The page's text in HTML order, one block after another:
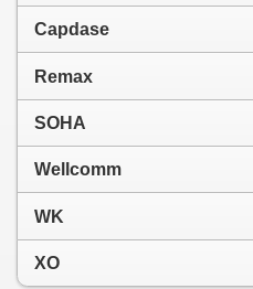
Capdase
Remax
SOHA
Wellcomm
WK
XO
New Arrivals
Out of Stock
Contact Us
Close Menu